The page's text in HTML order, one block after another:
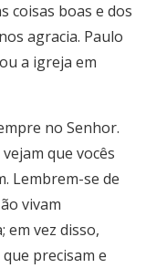
coisas boas e dos
agracia. Paulo
a igreja em
no Senhor.
que vocês
Lembrem-se de
vivam
em vez disso,
precisam e